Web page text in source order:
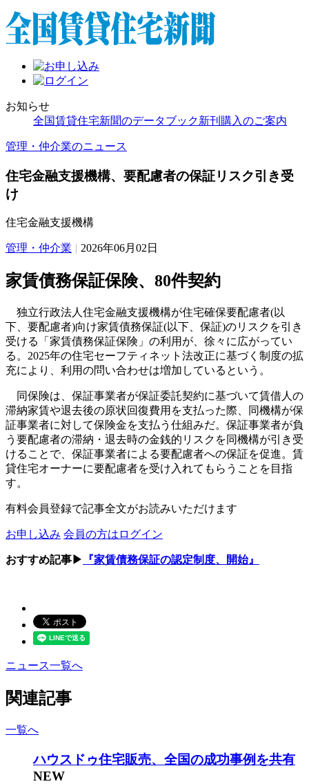
お知らせ
全国賃貸住宅新聞のデータブック新刊購入のご案内
管理・仲介業のニュース
住宅金融支援機構、要配慮者の保証リスク引き受
け
住宅金融支援機構
管理・仲介業 | 2026年06月02日
家賃債務保証保険、80件契約
独立行政法人住宅金融支援機構が住宅確保要配慮者(以
下、要配慮者)向け家賃債務保証(以下、保証)のリスクを引き
受ける「家賃債務保証保険」の利用が、徐々に広がってい
る。2025年の住宅セーフティネット法改正に基づく制度の拡
充により、利用の問い合わせは増加しているという。
同保険は、保証事業者が保証委託契約に基づいて賃借人の
滞納家賃や退去後の原状回復費用を支払った際、同機構が保
証事業者に対して保険金を支払う仕組みだ。保証事業者が負
う要配慮者の滞納・退去時の金銭的リスクを同機構が引き受
けることで、保証事業者による要配慮者への保証を促進。賃
貸住宅オーナーに要配慮者を受け入れてもらうことを目指
す。
有料会員登録で記事全文がお読みいただけます
お申し込み 会員の方はログイン
おすすめ記事▶ 『家賃債務保証の認定制度、開始』
ニュース一覧へ
関連記事
一覧へ
ハウスドゥ住宅販売、全国の成功事例を共有
NEW